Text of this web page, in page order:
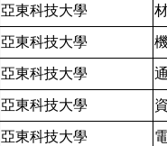
亞東科技大學
亞東科技大學
亞東科技大學
亞東科技大學
亞東科技大學